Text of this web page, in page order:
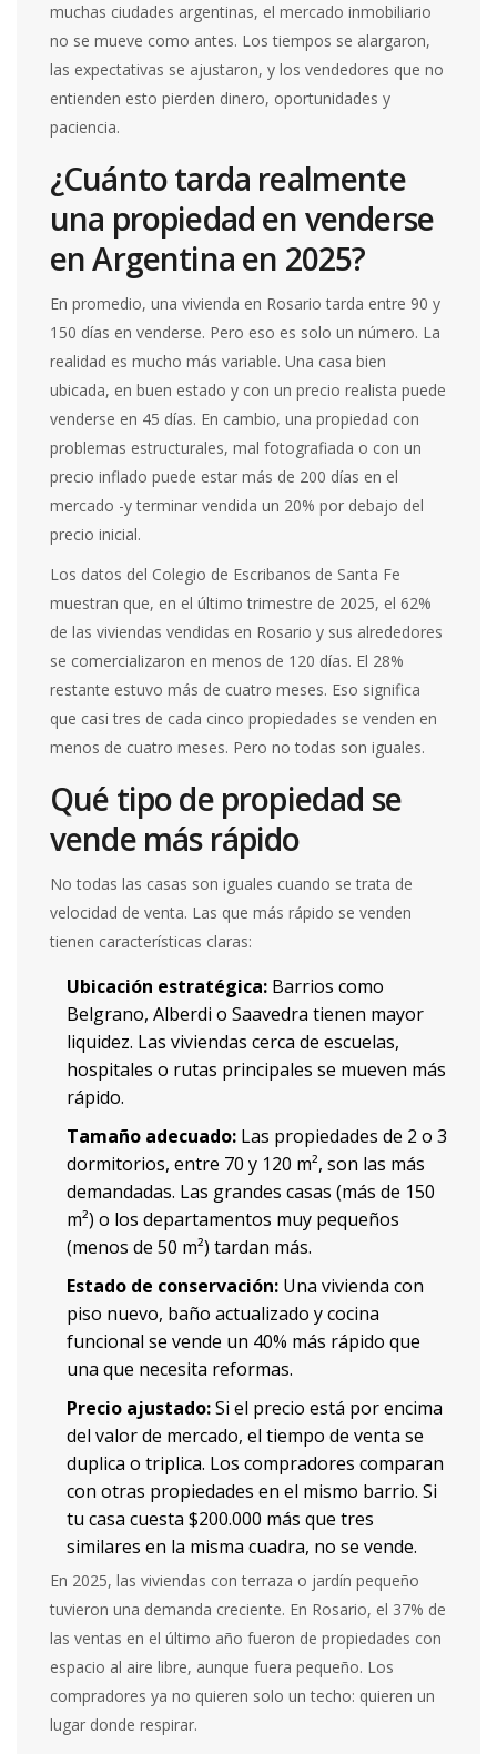
muchas ciudades argentinas, el mercado inmobiliario
no se mueve como antes. Los tiempos se alargaron,
las expectativas se ajustaron, y los vendedores que no
entienden esto pierden dinero, oportunidades y
paciencia.
¿Cuánto tarda realmente
una propiedad en venderse
en Argentina en 2025?
En promedio, una vivienda en Rosario tarda entre 90 y
150 días en venderse. Pero eso es solo un número. La
realidad es mucho más variable. Una casa bien
ubicada, en buen estado y con un precio realista puede
venderse en 45 días. En cambio, una propiedad con
problemas estructurales, mal fotografiada o con un
precio inflado puede estar más de 200 días en el
mercado -y terminar vendida un 20% por debajo del
precio inicial.
Los datos del Colegio de Escribanos de Santa Fe
muestran que, en el último trimestre de 2025, el 62%
de las viviendas vendidas en Rosario y sus alrededores
se comercializaron en menos de 120 días. El 28%
restante estuvo más de cuatro meses. Eso significa
que casi tres de cada cinco propiedades se venden en
menos de cuatro meses. Pero no todas son iguales.
Qué tipo de propiedad se
vende más rápido
No todas las casas son iguales cuando se trata de
velocidad de venta. Las que más rápido se venden
tienen características claras:
Ubicación estratégica: Barrios como
Belgrano, Alberdi o Saavedra tienen mayor
liquidez. Las viviendas cerca de escuelas,
hospitales o rutas principales se mueven más
rápido.
Tamaño adecuado: Las propiedades de 2 o 3
dormitorios, entre 70 y 120 m², son las más
demandadas. Las grandes casas (más de 150
m²) o los departamentos muy pequeños
(menos de 50 m²) tardan más.
Estado de conservación: Una vivienda con
piso nuevo, baño actualizado y cocina
funcional se vende un 40% más rápido que
una que necesita reformas.
Precio ajustado:Si el precio está por encima
del valor de mercado, el tiempo de venta se
duplica o triplica. Los compradores comparan
con otras propiedades en el mismo barrio. Si
tu casa cuesta $200.000 más que tres
similares en la misma cuadra, no se vende.
En 2025, las viviendas con terraza o jardín pequeño
tuvieron una demanda creciente. En Rosario, el 37% de
las ventas en el último año fueron de propiedades con
espacio al aire libre, aunque fuera pequeño. Los
compradores ya no quieren solo un techo: quieren un
lugar donde respirar.